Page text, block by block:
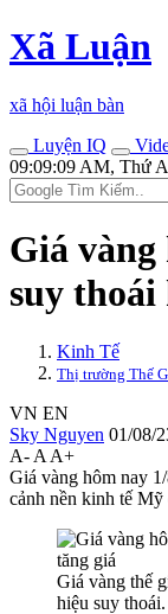
Xã Luận
xã hội luận bàn
Luyện IQ
09:09:09 AM, Thứ
Giá vàng
suy
Kinh Tế
Thị trường Thế
VN EN
Sky Nguyen 01/08/
A- A A+
Giá vàng hôm nay
cảnh nền kinh tế Mỹ
Giá vàng thế
hiệu suy